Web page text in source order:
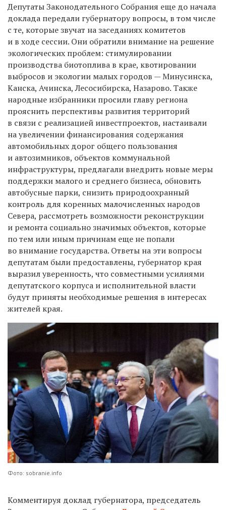
Депутаты Законодательного Собрания еще до начала
доклада передали губернатору вопросы, в том числе
с те, которые звучат на заседаниях комитетов
и в ходе сессии. Они обратили внимание на решение
экологических проблем: стимулировании
производства биотоплива в крае, квотировании
выбросов и экологии малых городов — Минусинска,
Канска, Ачинска, Лесосибирска, Назарово. Также
народные избранники просили главу региона
прояснить перспективы развития территорий
в связи с реализацией инвестпроектов, настаивали
на увеличении финансирования содержания
автомобильных дорог общего пользования
и автозимников, объектов коммунальной
инфраструктуры, предлагали внедрить новые меры
поддержки малого и среднего бизнеса, обновить
автобусные парки, снизить природоохранный
контроль для коренных малочисленных народов
Севера, рассмотреть возможности реконструкции
и ремонта социально значимых объектов, которые
по тем или иным причинам еще не попали
во внимание государства. Ответы на эти вопросы
депутатам были предоставлены, губернатор края
выразил уверенность, что совместными усилиями
депутатского корпуса и исполнительной власти
будут приняты необходимые решения в интересах
жителей края.
Фото: sobranie.info
Комментируя доклад губернатора, председатель